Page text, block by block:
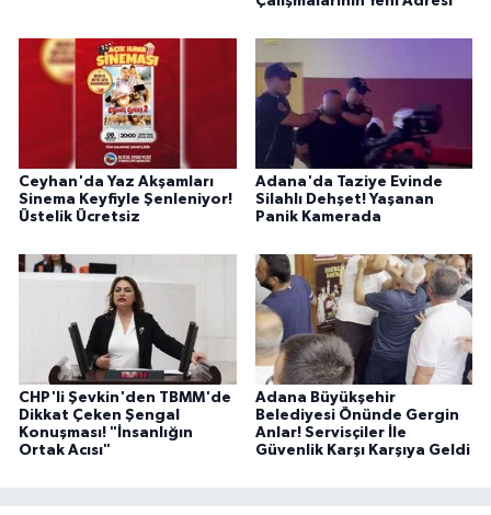
Ceyhan'da Yaz Akşamları
Sinema Keyfiyle Şenleniyor!
Üstelik Ücretsiz
Adana'da Taziye Evinde
Silahlı Dehşet! Yaşanan
Panik Kamerada
CHP'li Şevkin'den TBMM'de
Dikkat Çeken Şengal
Konuşması! "İnsanlığın
Ortak Acısı"
Adana Büyükşehir
Belediyesi Önünde Gergin
Anlar! Servisçiler İle
Güvenlik Karşı Karşıya Geldi